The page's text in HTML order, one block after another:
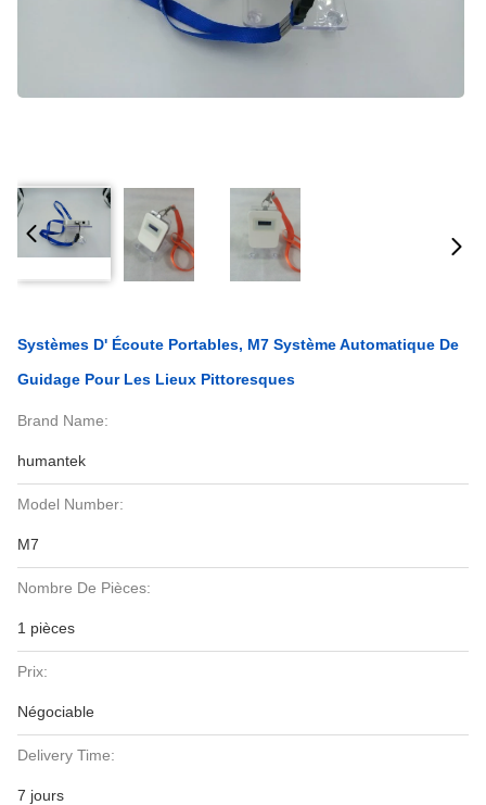
Systèmes D' Écoute Portables, M7 Système Automatique De
Guidage Pour Les Lieux Pittoresques
Brand Name:
humantek
Model Number:
M7
Nombre De Pièces:
1 pièces
Prix:
Négociable
Delivery Time:
7 jours